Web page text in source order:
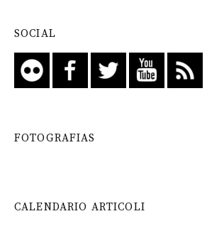
SOCIAL
FOTOGRAFIAS
CALENDARIO ARTICOLI